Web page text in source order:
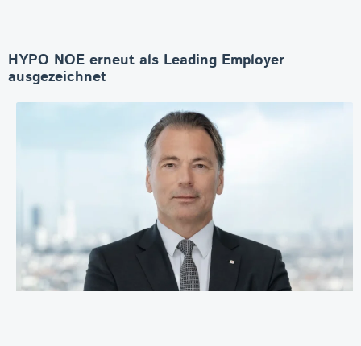
HYPO NOE erneut als Leading Employer
ausgezeichnet